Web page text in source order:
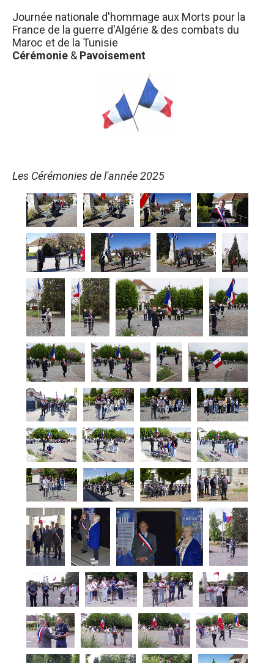
Journée nationale d'hommage aux Morts pour la
France de la guerre d'Algérie & des combats du
Maroc et de la Tunisie
Cérémonie & Pavoisement
Les Cérémonies de l'année 2025